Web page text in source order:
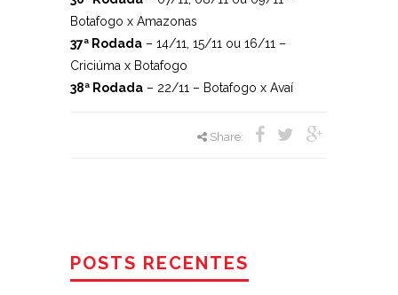
Botafogo x Amazonas
37ª Rodada – 14/11, 15/11 ou 16/11 –
Criciúma x Botafogo
38ª Rodada – 22/11 – Botafogo x Avaí
Share:
POSTS RECENTES